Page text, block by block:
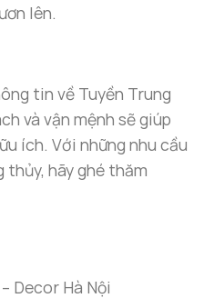
lên.
tin về Tuyền Trung
và vận mệnh sẽ giúp
ích. Với những nhu cầu
thủy, hãy ghé thăm
Decor Hà Nội